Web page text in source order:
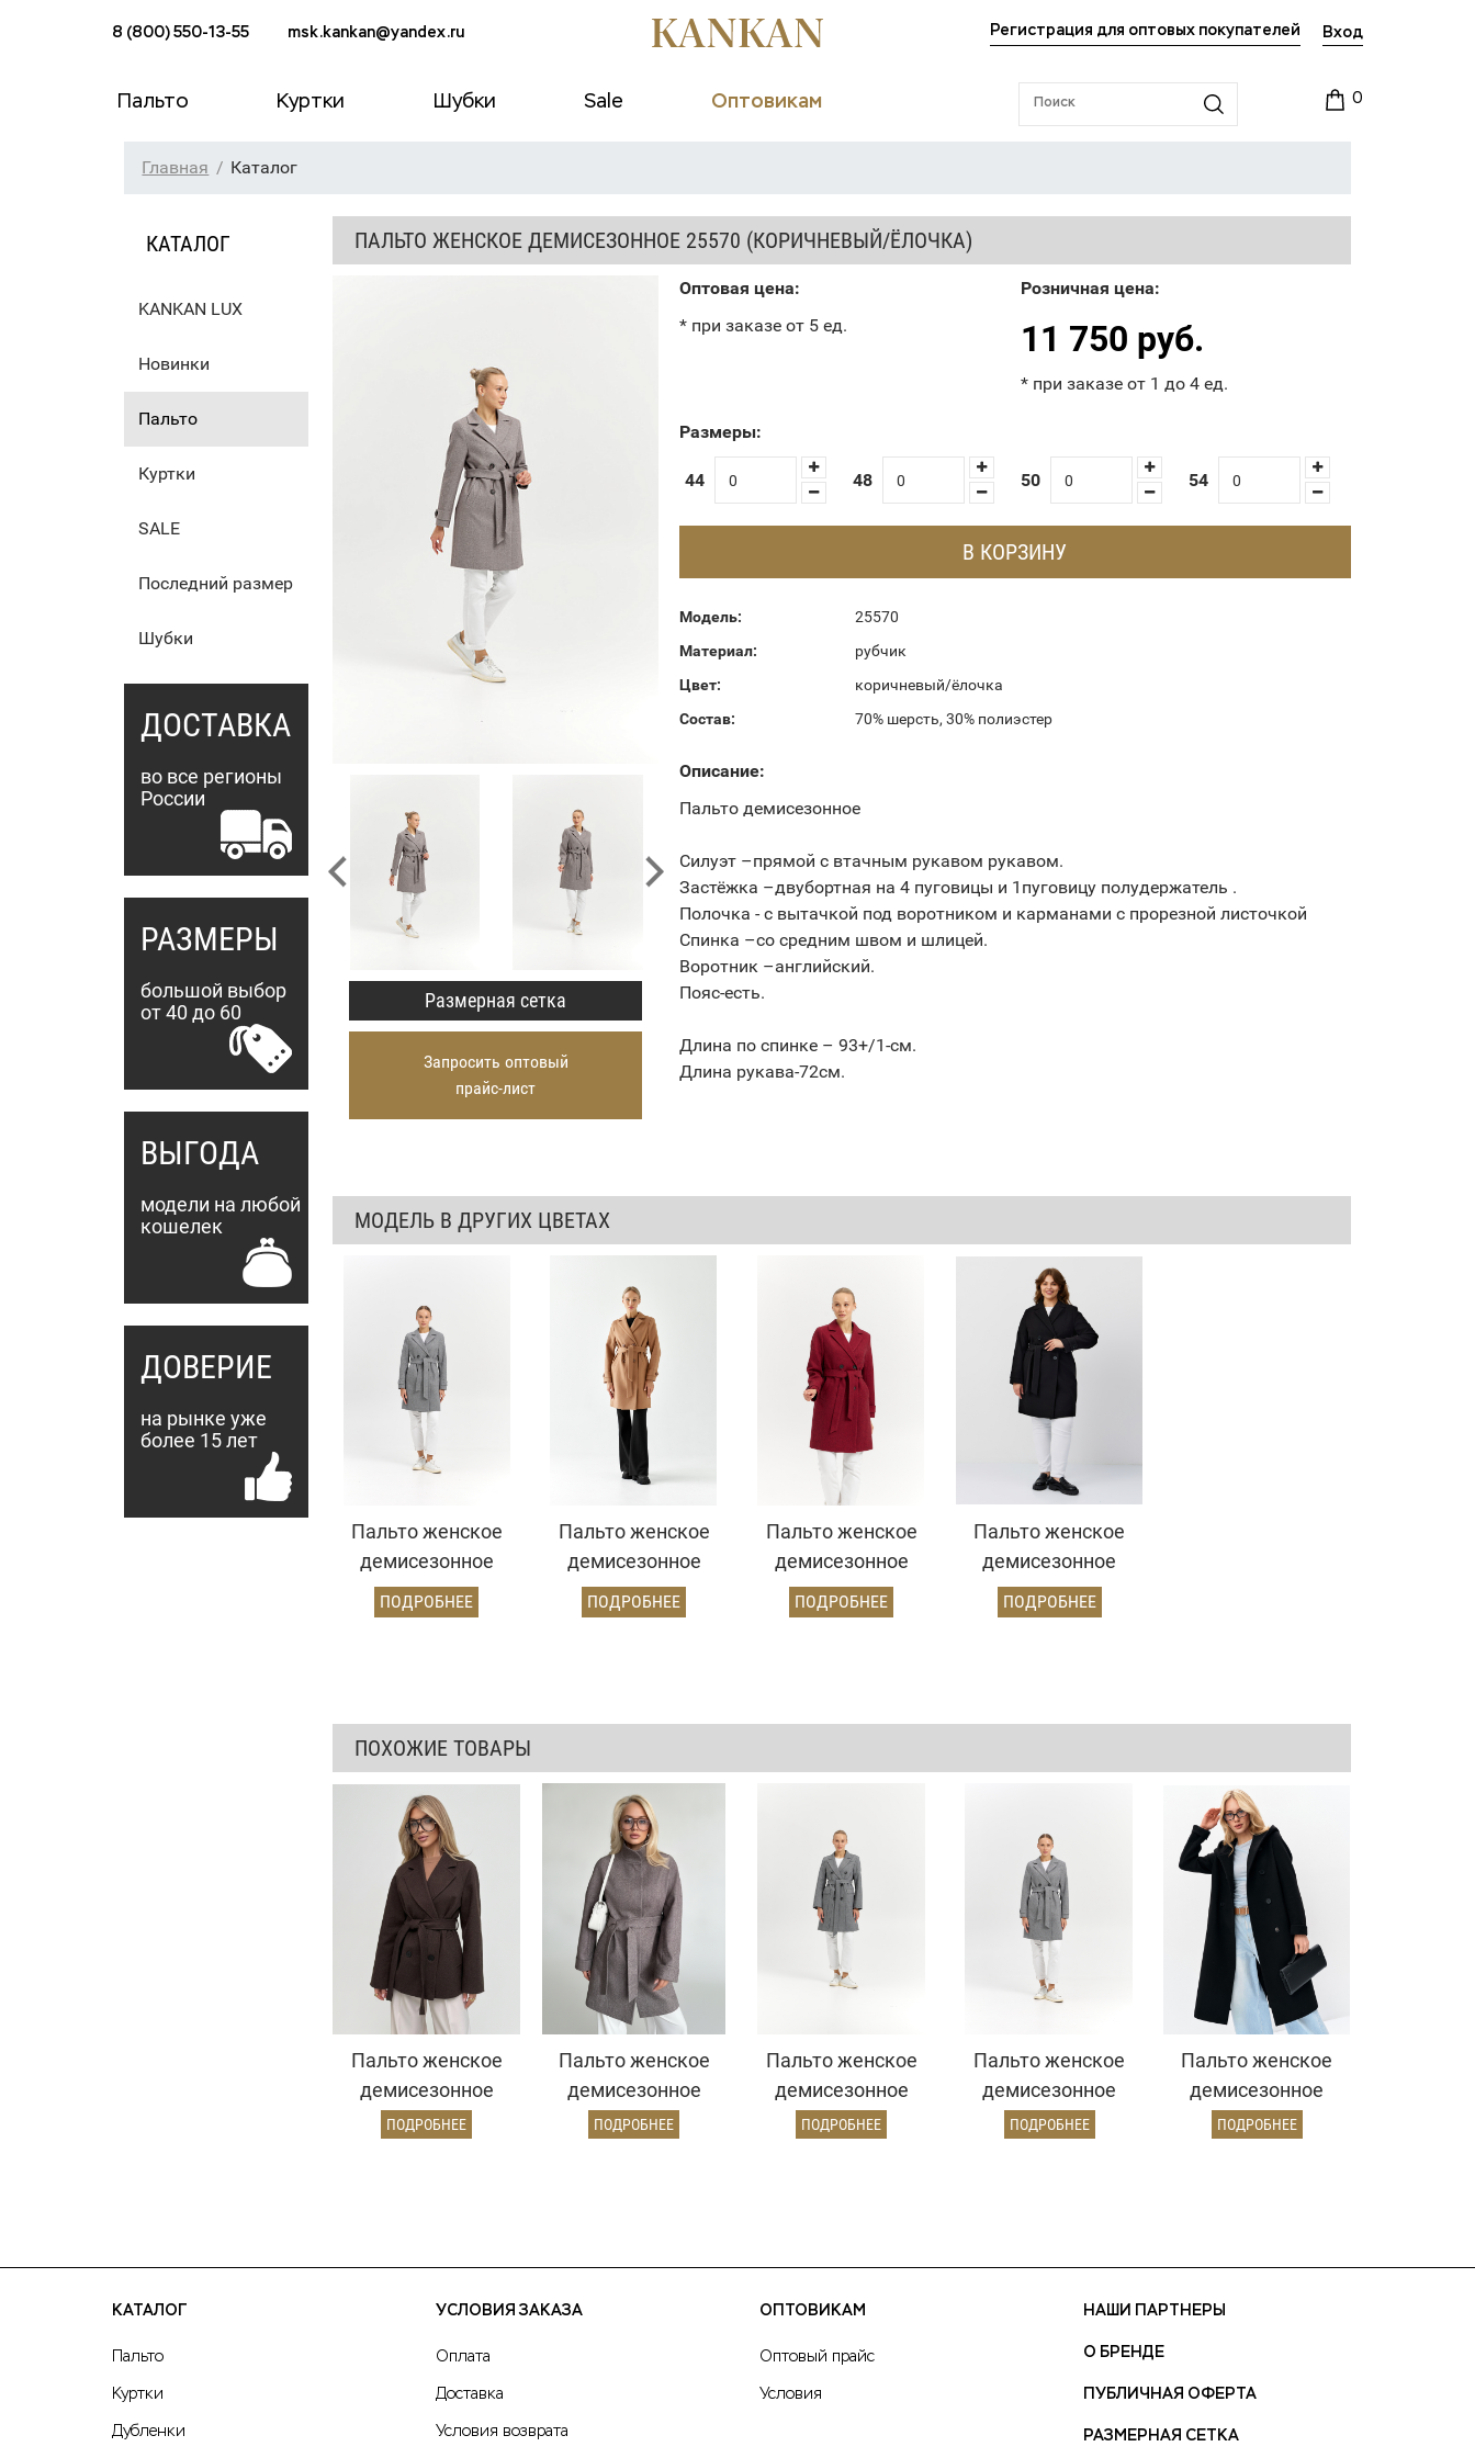
8 (800) 550-13-55 msk.kankan@yandex.ru Регистрация для оптовых покупателей Вход
Пальто Куртки Шубки Sale Оптовикам 0
Главная Каталог
КАТАЛОГ
KANKAN LUX
Новинки
Пальто
Куртки
SALE
Последний размер
Шубки
ДОСТАВКА
во все регионы
России
РАЗМЕРЫ
большой выбор
от 40 до 60
ВЫГОДА
модели на любой
кошелек
ДОВЕРИЕ
на рынке уже
более 15 лет
ПАЛЬТО ЖЕНСКОЕ ДЕМИСЕЗОННОЕ 25570 (КОРИЧНЕВЫЙ/ЁЛОЧКА)
Размерная сетка
Запросить оптовый
прайс-лист
Оптовая цена:
* при заказе от 5 ед.
Розничная цена:
11 750 руб.
* при заказе от 1 до 4 ед.
Размеры:
44 48 50 54
В КОРЗИНУ
Модель:
25570
Материал:
рубчик
Цвет:
коричневый/ёлочка
Состав:
70% шерсть, 30% полиэстер
Описание:
Пальто демисезонное
Силуэт –прямой с втачным рукавом рукавом.
Застёжка –двубортная на 4 пуговицы и 1пуговицу полудержатель .
Полочка - с вытачкой под воротником и карманами с прорезной листочкой
Спинка –со средним швом и шлицей.
Воротник –английский.
Пояс-есть.
Длина по спинке – 93+/1-см.
Длина рукава-72см.
МОДЕЛЬ В ДРУГИХ ЦВЕТАХ
Пальто женское
демисезонное
25570 (пепельный/
ёлочка)
ПОДРОБНЕЕ
Пальто женское
демисезонное
25570 (кэмел)
ПОДРОБНЕЕ
Пальто женское
демисезонное
25570 (бордовый/
ёлочка)
ПОДРОБНЕЕ
Пальто женское
демисезонное
25570 (черный)
ПОДРОБНЕЕ
ПОХОЖИЕ ТОВАРЫ
Пальто женское
демисезонное
27220 (шоколад/
ПОДРОБНЕЕ
Пальто женское
демисезонное
27101
ПОДРОБНЕЕ
Пальто женское
демисезонное
26897 (пепельный/
ПОДРОБНЕЕ
Пальто женское
демисезонное
25570 (пепельный/
ПОДРОБНЕЕ
Пальто женское
демисезонное
27021 (черный )
ПОДРОБНЕЕ
КАТАЛОГ
Пальто
Куртки
Дубленки
УСЛОВИЯ ЗАКАЗА
Оплата
Доставка
Условия возврата
ОПТОВИКАМ
Оптовый прайс
Условия
НАШИ ПАРТНЕРЫ
О БРЕНДЕ
ПУБЛИЧНАЯ ОФЕРТА
РАЗМЕРНАЯ СЕТКА